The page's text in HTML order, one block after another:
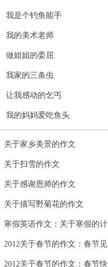
我是个钓鱼能手
我的美术老师
做姐姐的委屈
我家的三条虫
让我感动的乞丐
我的妈妈爱吃鱼头
关于家乡美景的作文
关于扫雪的作文
关于感谢恩师的作文
关于描写野菊花的作文
寒假英语作文：关于寒假的计
2012关于春节的作文：春节见
2012关于春节的作文：春节快